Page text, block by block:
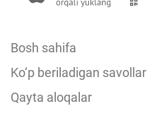
Bosh sahifa
Ko‘p beriladigan savollar
Qayta aloqalar